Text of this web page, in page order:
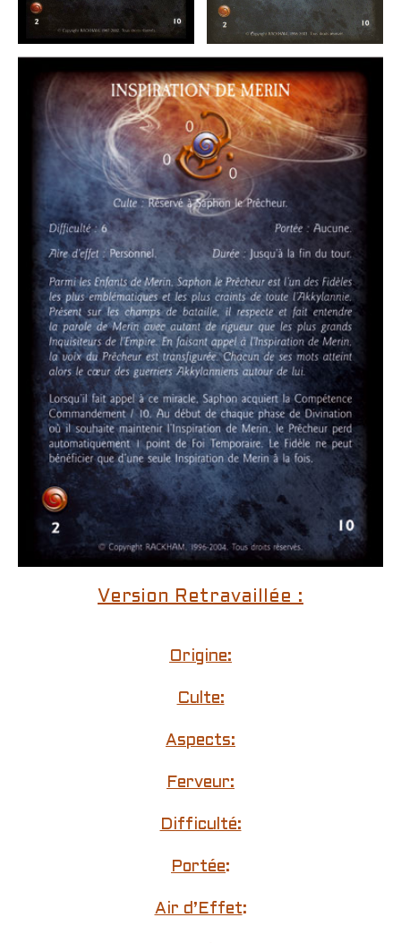
Version Retravaillée :
Origine:
Culte:
Aspects:
Ferveur:
Difficulté:
Portée:
Air d’Effet: